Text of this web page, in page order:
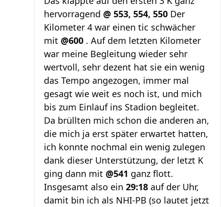
hervorragend @ 553, 554, 550 Der
Kilometer 4 war einen tic schwächer
mit @600 . Auf dem letzten Kilometer
war meine Begleitung wieder sehr
wertvoll, sehr dezent hat sie ein wenig
das Tempo angezogen, immer mal
gesagt wie weit es noch ist, und mich
bis zum Einlauf ins Stadion begleitet.
Da brüllten mich schon die anderen an,
die mich ja erst später erwartet hatten,
ich konnte nochmal ein wenig zulegen
dank dieser Unterstützung, der letzt K
ging dann mit @541 ganz flott.
Insgesamt also ein 29:18 auf der Uhr,
damit bin ich als NHI-PB (so lautet jetzt